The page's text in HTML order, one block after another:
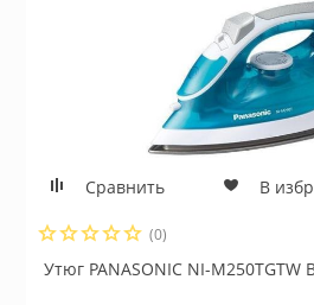
Сравнить В
(0)
Утюг PANASONIC NI-M250TGTW